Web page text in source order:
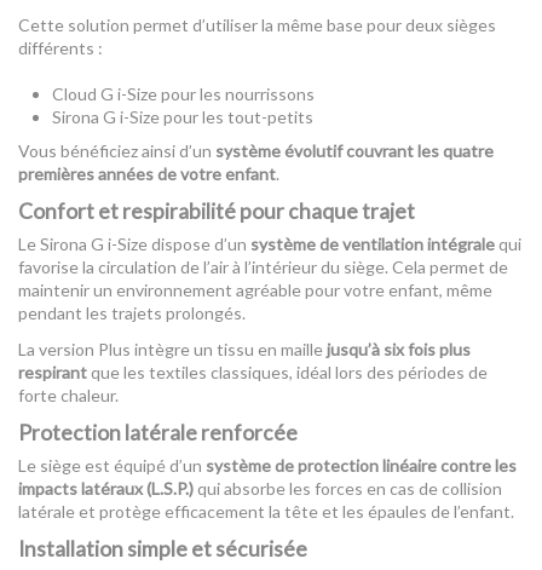
Cette solution permet d’utiliser la même base pour deux sièges
différents :
Cloud G i-Size pour les nourrissons
Sirona G i-Size pour les tout-petits
Vous bénéficiez ainsi d’un système évolutif couvrant les quatre
premières années de votre enfant.
Confort et respirabilité pour chaque trajet
Le Sirona G i-Size dispose d’un système de ventilation intégralequi
favorise la circulation de l’air à l’intérieur du siège. Cela permet de
maintenir un environnement agréable pour votre enfant, même
pendant les trajets prolongés.
La version Plus intègre un tissu en maillejusqu’à six fois plus
respirantque les textiles classiques, idéal lors des périodes de
forte chaleur.
Protection latérale renforcée
Le siège est équipé d’un système de protection linéaire contre les
impacts latéraux (L.S.P.)qui absorbe les forces en cas de collision
latérale et protège efficacement la tête et les épaules de l’enfant.
Installation simple et sécurisée